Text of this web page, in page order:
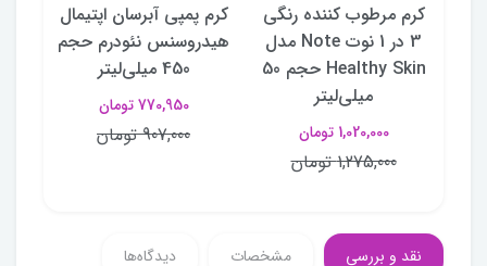
کرم مرطوب کننده رنگی
3 در 1 نوت Note مدل
Healthy Skin حجم 50
میلی‌لیتر
1,020,000 تومان
1,275,000 تومان
کرم پمپی آبرسان اپتیمال
هیدروسنس نئودرم حجم
450 میلی‌لیتر
770,950 تومان
907,000 تومان
نقد و بررسی مشخصات دیدگاه‌ها